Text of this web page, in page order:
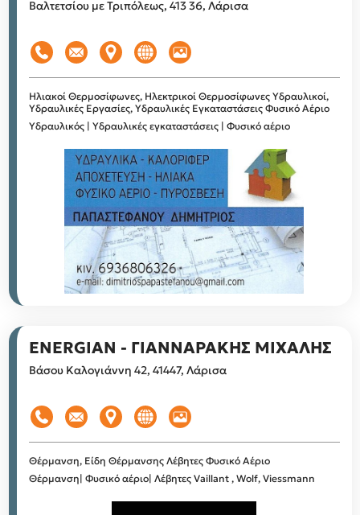
Βαλτετσίου με Τριπόλεως, 413 36, Λάρισα
Ηλιακοί Θερμοσίφωνες, Ηλεκτρικοί Θερμοσίφωνες Υδραυλικοί,
Υδραυλικές Εργασίες, Υδραυλικές Εγκαταστάσεις Φυσικό Αέριο
Υδραυλικός | Υδραυλικές εγκαταστάσεις | Φυσικό αέριο
ENERGIAN - ΓΙΑΝΝΑΡΑΚΗΣ ΜΙΧΑΛΗΣ
Βάσου Καλογιάννη 42, 41447, Λάρισα
Θέρμανση, Είδη Θέρμανσης Λέβητες Φυσικό Αέριο
Θέρμανση| Φυσικό αέριο| Λέβητες Vaillant , Wolf, Viessmann